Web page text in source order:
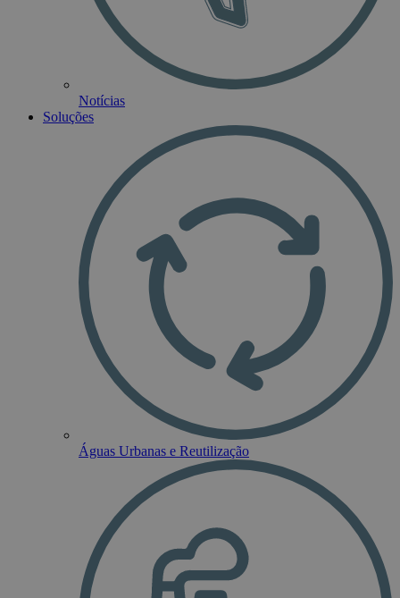
Notícias
Soluções
Águas Urbanas e Reutilização